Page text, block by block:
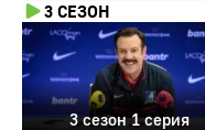
3 СЕЗОН
3 сезон 1 серия